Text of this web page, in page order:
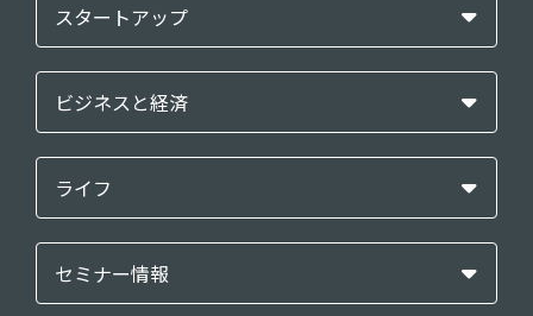
スタートアップ
ビジネスと経済
ライフ
セミナー情報